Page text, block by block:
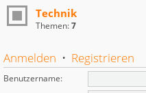
Technik
Themen:7
Anmelden • Registrieren
Benutzername: